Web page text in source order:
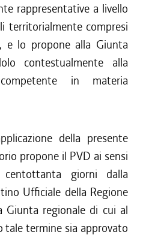
2010
2010
2009
2009
rappresentative a livello
territorialmente compresi
e lo propone alla Giunta
contestualmente alla
in materia
della presente
propone il PVD ai sensi
giorni dalla
Ufficiale della Regione
Giunta regionale di cui al
tale termine sia approvato